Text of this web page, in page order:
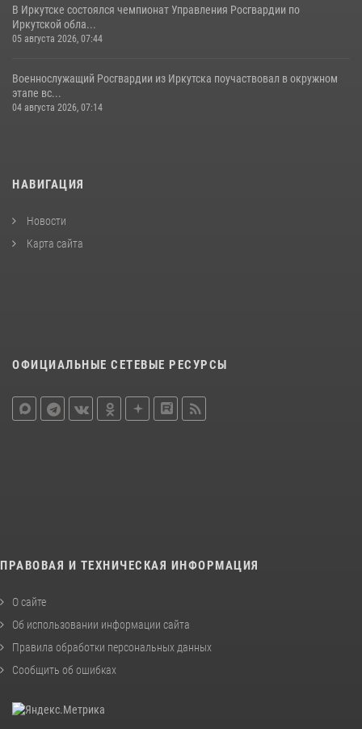
В Иркутске состоялся чемпионат Управления Росгвардии по
Иркутской обла...
05 августа 2026, 07:44
Военнослужащий Росгвардии из Иркутска поучаствовал в окружном
этапе вс...
04 августа 2026, 07:14
НАВИГАЦИЯ
Новости
Карта сайта
ОФИЦИАЛЬНЫЕ СЕТЕВЫЕ РЕСУРСЫ
ПРАВОВАЯ И ТЕХНИЧЕСКАЯ ИНФОРМАЦИЯ
О сайте
Об использовании информации сайта
Правила обработки персональных данных
Сообщить об ошибках